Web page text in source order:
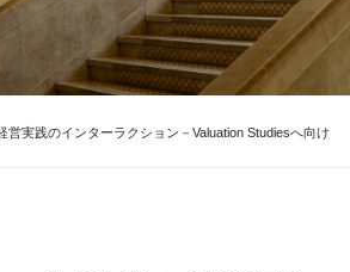
営実践のインターラクション－Valuation Studiesへ向け